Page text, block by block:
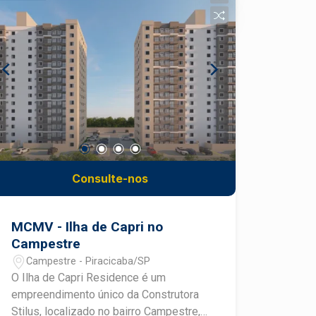
Consulte-nos
MCMV - Ilha de Capri no
Campestre
Campestre - Piracicaba/SP
O Ilha de Capri Residence é um
empreendimento único da Construtora
Stilus, localizado no bairro Campestre,